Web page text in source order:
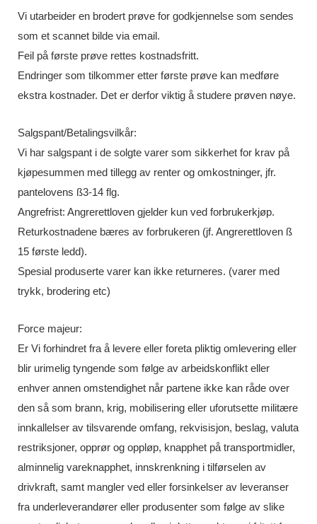
Vi utarbeider en brodert prøve for godkjennelse som sendes
som et scannet bilde via email.
Feil på første prøve rettes kostnadsfritt.
Endringer som tilkommer etter første prøve kan medføre
ekstra kostnader. Det er derfor viktig å studere prøven nøye.
Salgspant/Betalingsvilkår:
Vi har salgspant i de solgte varer som sikkerhet for krav på
kjøpesummen med tillegg av renter og omkostninger, jfr.
pantelovens ß3-14 flg.
Angrefrist: Angrerettloven gjelder kun ved forbrukerkjøp.
Returkostnadene bæres av forbrukeren (jf. Angrerettloven ß
15 første ledd).
Spesial produserte varer kan ikke returneres. (varer med
trykk, brodering etc)
Force majeur:
Er Vi forhindret fra å levere eller foreta pliktig omlevering eller
blir urimelig tyngende som følge av arbeidskonflikt eller
enhver annen omstendighet når partene ikke kan råde over
den så som brann, krig, mobilisering eller uforutsette militære
innkallelser av tilsvarende omfang, rekvisisjon, beslag, valuta
restriksjoner, opprør og oppløp, knapphet på transportmidler,
alminnelig vareknapphet, innskrenkning i tilførselen av
drivkraft, samt mangler ved eller forsinkelser av leveranser
fra underleverandører eller produsenter som følge av slike